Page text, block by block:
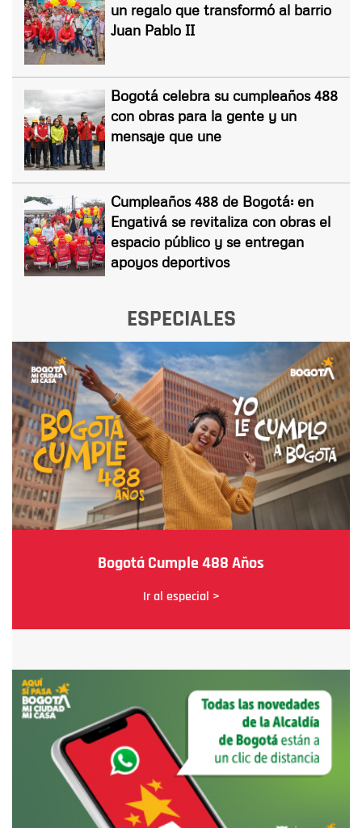
un regalo que transformó al barrio
Juan Pablo II
Bogotá celebra su cumpleaños 488
con obras para la gente y un
mensaje que une
Cumpleaños 488 de Bogotá: en
Engativá se revitaliza con obras el
espacio público y se entregan
apoyos deportivos
ESPECIALES
Bogotá Cumple 488 Años
Ir al especial >